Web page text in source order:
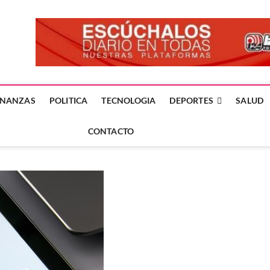
DÍA EN LA NOTICIA
POLITICA TECNOLOGIA DEPORTES SALUD
CONTACTO